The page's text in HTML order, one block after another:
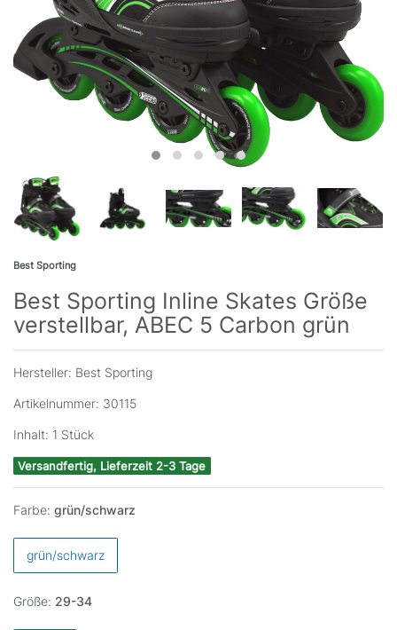
Best Sporting
Best Sporting Inline Skates Größe
verstellbar, ABEC 5 Carbon grün
Hersteller: Best Sporting
Artikelnummer: 30115
Inhalt: 1 Stück
Versandfertig, Lieferzeit 2-3 Tage
Farbe: grün/schwarz
grün/schwarz
Größe: 29-34